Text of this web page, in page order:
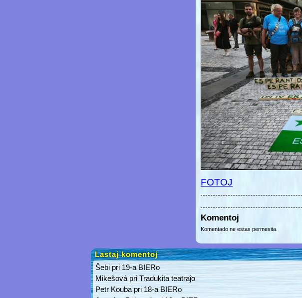
FOTOJ
Komentoj
Komentado ne estas permesita.
Lastaj komentoj
Ŝebi pri 19-a BIERo
Mikešová pri Tradukita teatraĵo
Petr Kouba pri 18-a BIERo